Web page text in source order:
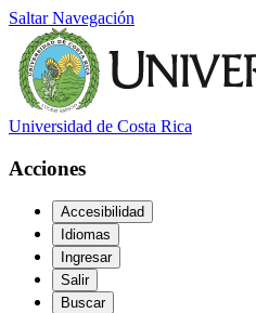
Saltar Navegación
Universidad de Costa Rica
Acciones
Accesibilidad
Idiomas
Ingresar
Salir
Buscar